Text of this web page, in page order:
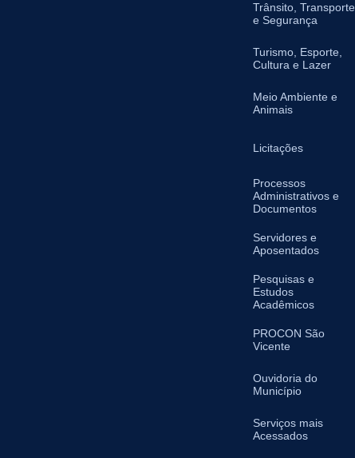
Trânsito, Transporte
e Segurança
Turismo, Esporte,
Cultura e Lazer
Meio Ambiente e
Animais
Licitações
Processos
Administrativos e
Documentos
Servidores e
Aposentados
Pesquisas e
Estudos
Acadêmicos
PROCON São
Vicente
Ouvidoria do
Município
Serviços mais
Acessados